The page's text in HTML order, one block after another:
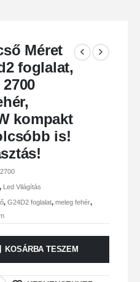
Méret
foglalat,
kompakt
is!
Led Világítás
, G24D2 foglalat, meleg fehér,
KOSÁRBA TESZEM